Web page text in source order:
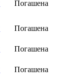
Погашена
Погашена
Погашена
Погашена